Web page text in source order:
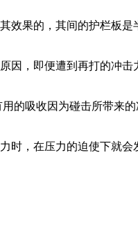
效果的，其间的护栏板
因，即便遭到再打的冲
的吸收因为碰击所带来
时，在压力的迫使下就